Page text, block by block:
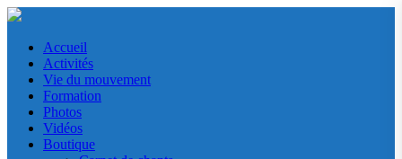
Accueil
Activités
Vie du mouvement
Formation
Photos
Vidéos
Boutique